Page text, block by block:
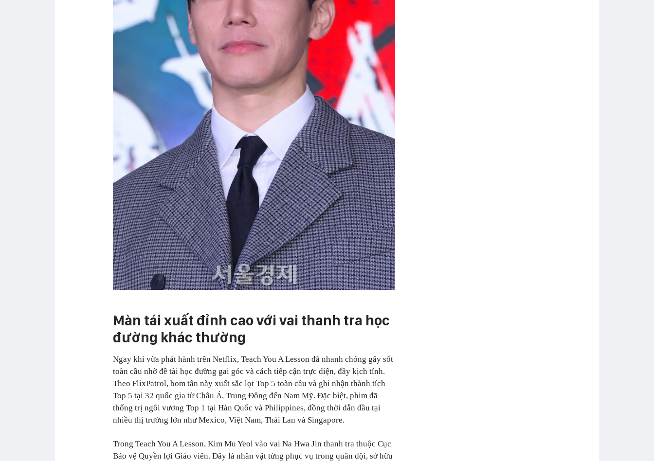
Màn tái xuất đỉnh cao với vai thanh tra học
đường khác thường
Ngay khi vừa phát hành trên Netflix, Teach You A Lesson đã nhanh chóng gây sốt
toàn cầu nhờ đề tài học đường gai góc và cách tiếp cận trực diện, đầy kịch tính.
Theo FlixPatrol, bom tấn này xuất sắc lọt Top 5 toàn cầu và ghi nhận thành tích
Top 5 tại 32 quốc gia từ Châu Á, Trung Đông đến Nam Mỹ. Đặc biệt, phim đã
thống trị ngôi vương Top 1 tại Hàn Quốc và Philippines, đồng thời dẫn đầu tại
nhiều thị trường lớn như Mexico, Việt Nam, Thái Lan và Singapore.
Trong Teach You A Lesson, Kim Mu Yeol vào vai Na Hwa Jin thanh tra thuộc Cục
Bảo vệ Quyền lợi Giáo viên. Đây là nhân vật từng phục vụ trong quân đội, sở hữu